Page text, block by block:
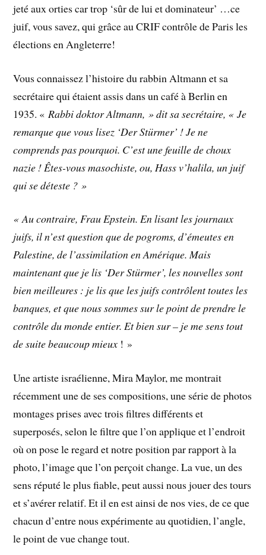
jeté aux orties car trop ‘sûr de lui et dominateur’ …ce
juif, vous savez, qui grâce au CRIF contrôle de Paris les
élections en Angleterre!
Vous connaissez l’histoire du rabbin Altmann et sa
secrétaire qui étaient assis dans un café à Berlin en
1935. « Rabbi doktor Altmann, » dit sa secrétaire, « Je
remarque que vous lisez ‘Der Stürmer’ ! Je ne
comprends pas pourquoi. C’est une feuille de choux
nazie ! Êtes-vous masochiste, ou, Hass v’halila, un juif
qui se déteste ? »
« Au contraire, Frau Epstein. En lisant les journaux
juifs, il n’est question que de pogroms, d’émeutes en
Palestine, de l’assimilation en Amérique. Mais
maintenant que je lis ‘Der Stürmer’, les nouvelles sont
bien meilleures : je lis que les juifs contrôlent toutes les
banques, et que nous sommes sur le point de prendre le
contrôle du monde entier. Et bien sur – je me sens tout
de suite beaucoup mieux ! »
Une artiste israélienne, Mira Maylor, me montrait
récemment une de ses compositions, une série de photos
montages prises avec trois filtres différents et
superposés, selon le filtre que l’on applique et l’endroit
où on pose le regard et notre position par rapport à la
photo, l’image que l’on perçoit change. La vue, un des
sens réputé le plus fiable, peut aussi nous jouer des tours
et s’avérer relatif. Et il en est ainsi de nos vies, de ce que
chacun d’entre nous expérimente au quotidien, l’angle,
le point de vue change tout.